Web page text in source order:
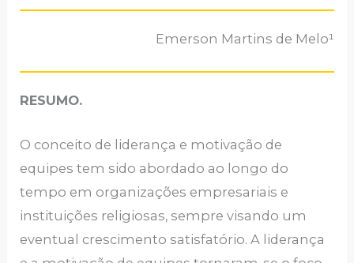
Emerson Martins de Melo¹
RESUMO.
O conceito de liderança e motivação de
equipes tem sido abordado ao longo do
tempo em organizações empresariais e
instituições religiosas, sempre visando um
eventual crescimento satisfatório. A liderança